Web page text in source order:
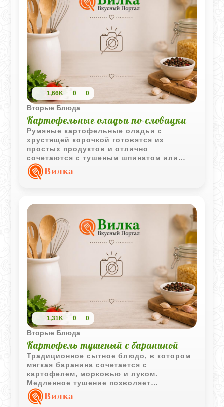
1,66K 0 0
Вторые Блюда
Картофельные оладьи по-словацки
Румяные картофельные оладьи с
хрустящей корочкой готовятся из
простых продуктов и отлично
сочетаются с тушеным шпинатом или
другими овощными гарнирами.
Вилка
1,31K 0 0
Вторые Блюда
Картофель тушеный с бараниной
Традиционное сытное блюдо, в котором
мягкая баранина сочетается с
картофелем, морковью и луком.
Медленное тушение позволяет
ингредиентам обменяться вкусами и
ароматами, делая блюдо особенно
Вилка